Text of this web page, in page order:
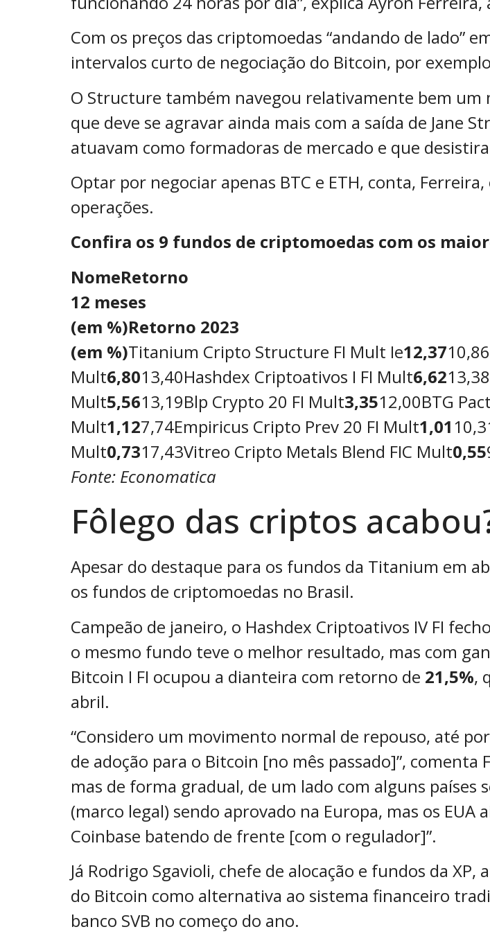
Com os preços das criptomoedas “andando de lado”
intervalos curto de negociação do Bitcoin, por
O Structure também navegou relativamente bem
que deve se agravar ainda mais com a saída de Jane
atuavam como formadoras de mercado e que
Optar por negociar apenas BTC e ETH, conta,
operações.
Confira os 9 fundos de criptomoedas com os
NomeRetorno
12 meses
(em %)Retorno 2023
(em %)Titanium Cripto Structure FI Mult Ie12,37
Mult6,8013,40Hashdex Criptoativos I FI Mult6,62
Mult5,5613,19Blp Crypto 20 FI Mult3,3512,00BTG
Mult1,127,74Empiricus Cripto Prev 20 FI Mult1,01
Mult0,7317,43Vitreo Cripto Metals Blend FIC Mult0,55
Fonte: Economatica
Fôlego das criptos
Apesar do destaque para os fundos da Titanium em
os fundos de criptomoedas no Brasil.
Campeão de janeiro, o Hashdex Criptoativos IV FI
o mesmo fundo teve o melhor resultado, mas com
Bitcoin I FI ocupou a dianteira com retorno de 21,5%,
abril.
“Considero um movimento normal de repouso, até
de adoção para o Bitcoin [no mês passado]”,
mas de forma gradual, de um lado com alguns países
(marco legal) sendo aprovado na Europa, mas os EUA
Coinbase batendo de frente [com o regulador]”.
Já Rodrigo Sgavioli, chefe de alocação e fundos da
do Bitcoin como alternativa ao sistema financeiro
banco SVB no começo do ano.